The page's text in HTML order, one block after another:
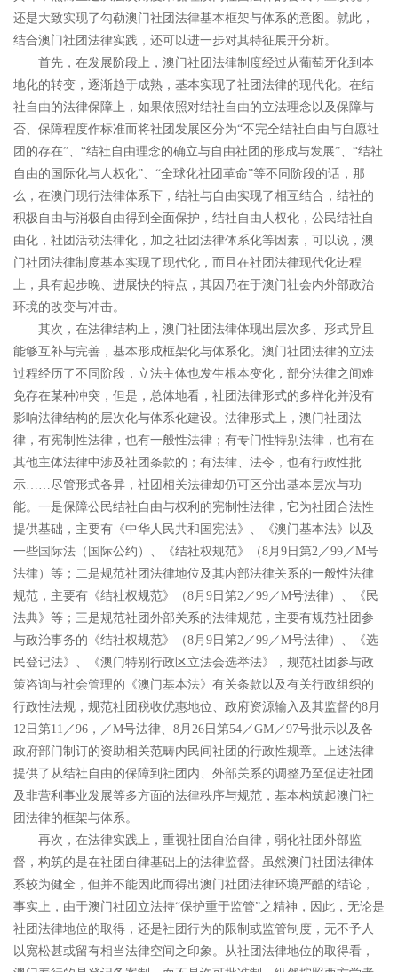
还是大致实现了勾勒澳门社团法律基本框架与体系的意图。就此，
结合澳门社团法律实践，还可以进一步对其特征展开分析。
首先，在发展阶段上，澳门社团法律制度经过从葡萄牙化到本
地化的转变，逐渐趋于成熟，基本实现了社团法律的现代化。在结
社自由的法律保障上，如果依照对结社自由的立法理念以及保障与
否、保障程度作标准而将社团发展区分为“不完全结社自由与自愿社
团的存在”、 “结社自由理念的确立与自由社团的形成与发展”、 “结社
自由的国际化与人权化”、 “全球化社团革命”等不同阶段的话， 那
么，在澳门现行法律体系下，结社与自由实现了相互结合，结社的
积极自由与消极自由得到全面保护，结社自由人权化，公民结社自
由化，社团活动法律化，加之社团法律体系化等因素，可以说，澳
门社团法律制度基本实现了现代化，而且在社团法律现代化进程
上，具有起步晚、进展快的特点，其因乃在于澳门社会内外部政治
环境的改变与冲击。
其次，在法律结构上，澳门社团法律体现出层次多、形式异且
能够互补与完善，基本形成框架化与体系化。澳门社团法律的立法
过程经历了不同阶段，立法主体也发生根本变化，部分法律之间难
免存在某种冲突，但是，总体地看，社团法律形式的多样化并没有
影响法律结构的层次化与体系化建设。法律形式上，澳门社团法
律，有宪制性法律，也有一般性法律；有专门性特别法律，也有在
其他主体法律中涉及社团条款的；有法律、法令，也有行政性批
示……尽管形式各异，社团相关法律却仍可区分出基本层次与功
能。一是保障公民结社自由与权利的宪制性法律，它为社团合法性
提供基础，主要有《中华人民共和国宪法》、《澳门基本法》以及
一些国际法（国际公约）、《结社权规范》（8月 9 日第2／99／M号
法律）等；二是规范社团法律地位及其内部法律关系的一般性法律
规范，主要有《结社权规范》（8月 9 日第2／99／M号法律）、《民
法典》等；三是规范社团外部关系的法律规范，主要有规范社团参
与政治事务的《结社权规范》（8月 9 日第2／99／M号法律）、《选
民登记法》、《澳门特别行政区立法会选举法》，规范社团参与政
策咨询与社会管理的《澳门基本法》有关条款以及有关行政组织的
行政性法规，规范社团税收优惠地位、政府资源输入及其监督的8月
12 日第11 ／96 ，／M号法律、 8月 26 日第54／GM／97号批示以及各
政府部门制订的资助相关范畴内民间社团的行政性规章。上述法律
提供了从结社自由的保障到社团内、外部关系的调整乃至促进社团
及非营利事业发展等多方面的法律秩序与规范，基本构筑起澳门社
团法律的框架与体系。
再次，在法律实践上，重视社团自治自律，弱化社团外部监
督，构筑的是在社团自律基础上的法律监督。虽然澳门社团法律体
系较为健全，但并不能因此而得出澳门社团法律环境严酷的结论，
事实上，由于澳门社团立法持“保护重于监管”之精神，因此，无论是
社团法律地位的取得，还是社团行为的限制或监管制度，无不予人
以宽松甚或留有相当法律空间之印象。从社团法律地位的取得看，